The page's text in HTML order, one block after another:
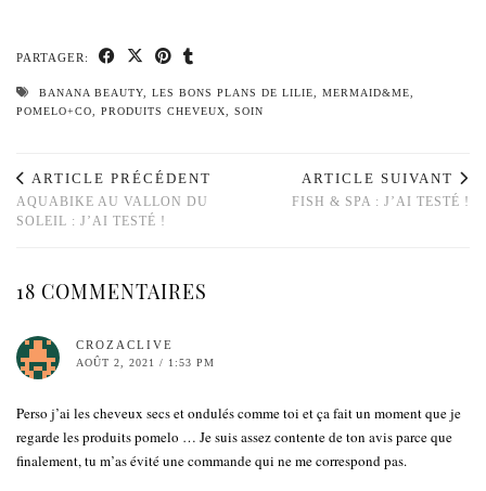
PARTAGER:
BANANA BEAUTY LES BONS PLANS DE LILIE MERMAID&ME
POMELO+CO
PRODUITS CHEVEUX SOIN
ARTICLE PRÉCÉDENT
AQUABIKE AU VALLON DU
SOLEIL : J’AI TESTÉ !
ARTICLE SUIVANT
FISH & SPA : J’AI TESTÉ !
18 COMMENTAIRES
CROZACLIVE
AOÛT 2, 2021 / 1:53 PM
Perso j’ai les cheveux secs et ondulés comme toi et ça fait un moment que je
regarde les produits pomelo … Je suis assez contente de ton avis parce que
finalement, tu m’as évité une commande qui ne me correspond pas.